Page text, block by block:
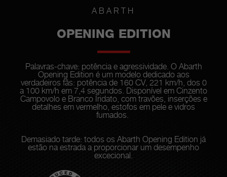
ABARTH
OPENING EDITION
Palavras-chave: potência e agressividade. O Abarth
Opening Edition é um modelo dedicado aos
verdadeiros fãs: potência de 160 CV, 221 km/h, dos 0
a 100 km/h em 7,4 segundos. Disponível em Cinzento
Campovolo e Branco Iridato, com travões, inserções e
detalhes em vermelho, estofos em pele e vidros
fumados.
Demasiado tarde: todos os Abarth Opening Edition já
estão na estrada a proporcionar um desempenho
excecional.